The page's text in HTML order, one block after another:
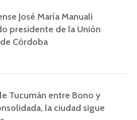
José María Manuali
presidente de la Unión
Córdoba
Tucumán entre Bono y
la ciudad sigue